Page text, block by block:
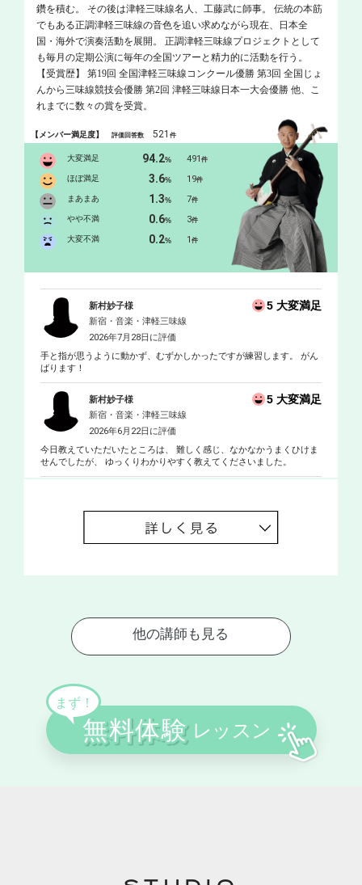
鑽を積む。 その後は津軽三味線名人、工藤武に師事。 伝統の本筋
でもある正調津軽三味線の音色を追い求めながら現在、日本全
国・海外で演奏活動を展開。 正調津軽三味線プロジェクトとして
も毎月の定期公演に毎年の全国ツアーと精力的に活動を行う。
【受賞歴】 第19回 全国津軽三味線コンクール優勝 第3回 全国じょ
んから三味線競技会優勝 第2回 津軽三味線日本一大会優勝 他、こ
れまでに数々の賞を受賞。
【メンバー満足度】評価回答数 521件
大変満足 94.2% 491件
ほぼ満足 3.6% 19件
まあまあ 1.3% 7件
やや不満 0.6% 3件
大変不満 0.2% 1件
新村妙子様 5 大変満足
新宿・音楽・津軽三味線
2026年7月28日に評価
手と指が思うように動かず、むずかしかったですが練習します。 がん
ばります！
新村妙子様 5 大変満足
新宿・音楽・津軽三味線
2026年6月22日に評価
今日教えていただいたところは、 難しく感じ、なかなかうまくひけま
せんでしたが、 ゆっくりわかりやすく教えてくださいました。